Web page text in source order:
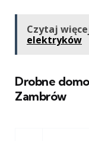
Czytaj
elektryków
Drobne
Zambrów